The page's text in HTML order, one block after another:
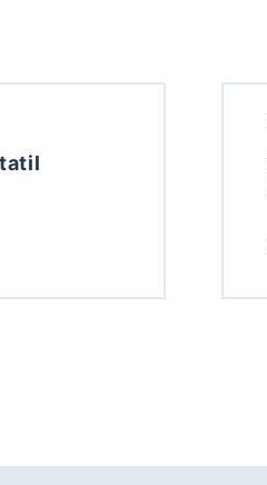
EXPERIENCE IN GREECE